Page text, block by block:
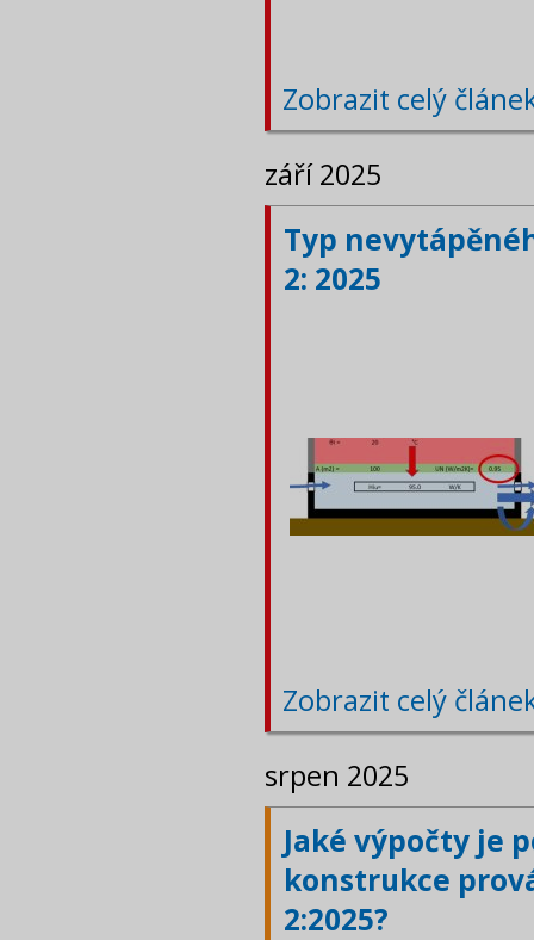
Zobrazit celý
září 2025
Typ
2: 2025
Zobrazit celý
srpen 2025
Jaké výpočty je
konstrukce
2:2025?